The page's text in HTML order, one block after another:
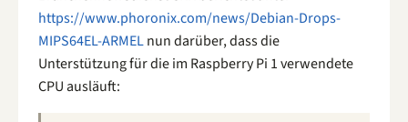
https://www.phoronix.com/news/Debian-Drops-
MIPS64EL-ARMELnun darüber, dass die
Unterstützung für die im Raspberry Pi 1 verwendete
CPU ausläuft: